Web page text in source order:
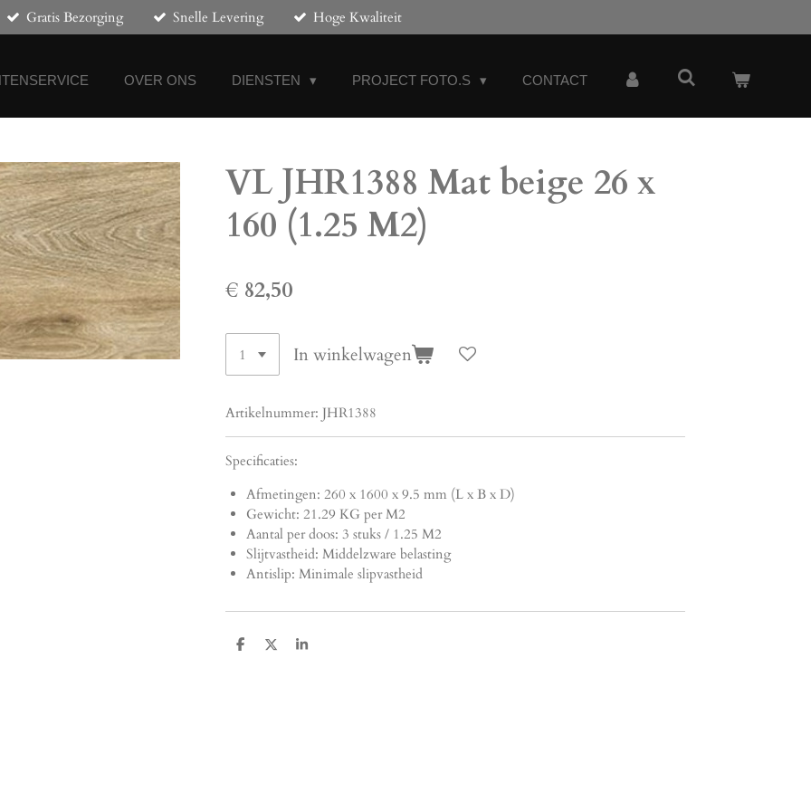
Gratis Bezorging Snelle Levering Hoge Kwaliteit
OVER ONS DIENSTEN PROJECT FOTO.S CONTACT
VL JHR1388 Mat beige 26 x
160 (1.25 M2)
€ 82,50
In winkelwagen
Artikelnummer: JHR1388
Specificaties:
Afmetingen: 260 x 1600 x 9.5 mm (L x B x D)
Gewicht: 21.29 KG per M2
Aantal per doos: 3 stuks / 1.25 M2
Slijtvastheid: Middelzware belasting
Antislip: Minimale slipvastheid
D
D
S